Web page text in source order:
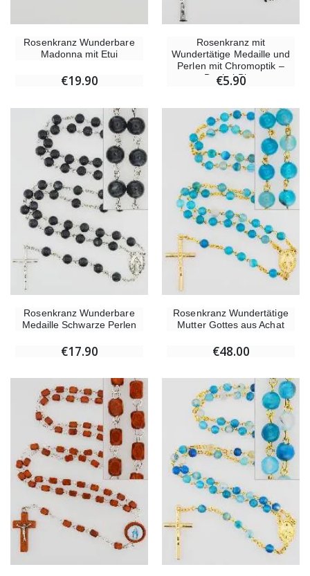
Rosenkranz Wunderbare
Madonna mit Etui
€19.90
Rosenkranz mit
Wundertätige Medaille und
Perlen mit Chromoptik –
Dunkel Blau
€5.90
Rosenkranz Wunderbare
Medaille Schwarze Perlen
€17.90
Rosenkranz Wundertätige
Mutter Gottes aus Achat
€48.00